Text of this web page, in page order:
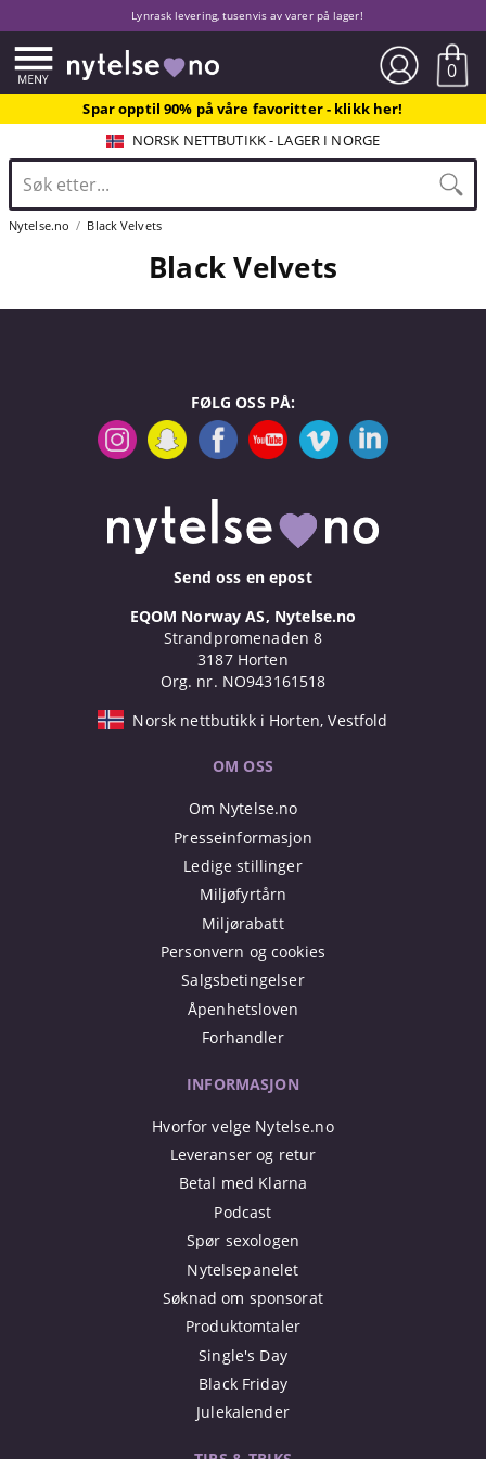
Lynrask levering, tusenvis av varer på lager!
0
Spar opptil 90% på våre favoritter - klikk her!
NORSK NETTBUTIKK - LAGER I NORGE
Nytelse.no Black Velvets
Black Velvets
FØLG OSS PÅ:
Send oss en epost
EQOM Norway AS, Nytelse.no
Strandpromenaden 8
3187 Horten
Org. nr. NO943161518
Norsk nettbutikk i Horten, Vestfold
OM OSS
Om Nytelse.no
Presseinformasjon
Ledige stillinger
Miljøfyrtårn
Miljørabatt
Personvern og cookies
Salgsbetingelser
Åpenhetsloven
Forhandler
INFORMASJON
Hvorfor velge Nytelse.no
Leveranser og retur
Betal med Klarna
Podcast
Spør sexologen
Nytelsepanelet
Søknad om sponsorat
Produktomtaler
Single's Day
Black Friday
Julekalender